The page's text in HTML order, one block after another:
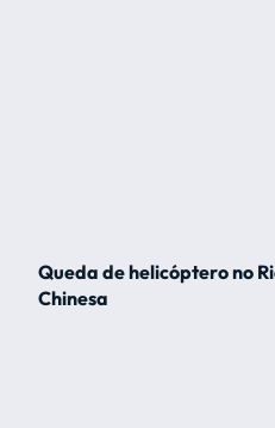
Queda de helicóptero no
Chinesa